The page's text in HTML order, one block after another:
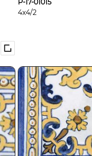
P-17-01015
4x4/2